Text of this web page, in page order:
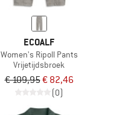
ECOALF
Women's Ripoll Pants
Vrijetijdsbroek
€ 109,95€ 82,46
(0)